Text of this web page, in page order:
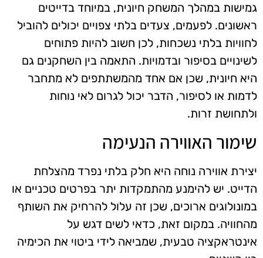
גמישות במהלך המשחק חיונית, במיוחד בדייטים
ראשונים. לפעמים, צעדים בלתי צפויים יכולים להוביל
לחוויות בלתי נשכחות, לכן חשוב להיות פתוחים
לשינויים בסיפור ובדמויות. התאמה בין השחקנים גם
היא חיונית, שכן אם אחד מהמשתתפים לא מתחבר
לדמות או לסיפור, הדבר יכול לגרום לאי נוחות
ולתחושת זרות.
שימור האווירה הנעימה
יצירת אווירה נוחה היא חלק בלתי נפרד מהצלחת
הדייט. יש להימנע מהתמקדות יתר בפרטים טכניים או
במונולוגים ארוכים, שכן זה עלול להרחיק את השותף
מהחוויה. במקום זאת, כדאי לשים דגש על
אינטראקציה טבעית, שמביאה לידי ביטוי את הכימיה